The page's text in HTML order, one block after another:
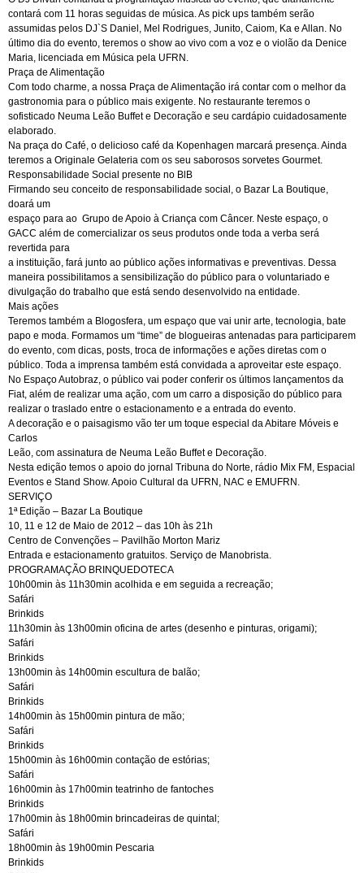
contará com 11 horas seguidas de música. As pick ups também serão
assumidas pelos DJ`S Daniel, Mel Rodrigues, Junito, Caiom, Ka e Allan. No
último dia do evento, teremos o show ao vivo com a voz e o violão da Denice
Maria, licenciada em Música pela UFRN.
Praça de Alimentação
Com todo charme, a nossa Praça de Alimentação irá contar com o melhor da
gastronomia para o público mais exigente. No restaurante teremos o
sofisticado Neuma Leão Buffet e Decoração e seu cardápio cuidadosamente
elaborado.
Na praça do Café, o delicioso café da Kopenhagen marcará presença. Ainda
teremos a Originale Gelateria com os seu saborosos sorvetes Gourmet.
Responsabilidade Social presente no BlB
Firmando seu conceito de responsabilidade social, o Bazar La Boutique,
doará um
espaço para ao Grupo de Apoio à Criança com Câncer. Neste espaço, o
GACC além de comercializar os seus produtos onde toda a verba será
revertida para
a instituição, fará junto ao público ações informativas e preventivas. Dessa
maneira possibilitamos a sensibilização do público para o voluntariado e
divulgação do trabalho que está sendo desenvolvido na entidade.
Mais ações
Teremos também a Blogosfera, um espaço que vai unir arte, tecnologia, bate
papo e moda. Formamos um “time” de blogueiras antenadas para participarem
do evento, com dicas, posts, troca de informações e ações diretas com o
público. Toda a imprensa também está convidada a aproveitar este espaço.
No Espaço Autobraz, o público vai poder conferir os últimos lançamentos da
Fiat, além de realizar uma ação, com um carro a disposição do público para
realizar o traslado entre o estacionamento e a entrada do evento.
A decoração e o paisagismo vão ter um toque especial da Abitare Móveis e
Carlos
Leão, com assinatura de Neuma Leão Buffet e Decoração.
Nesta edição temos o apoio do jornal Tribuna do Norte, rádio Mix FM, Espacial
Eventos e Stand Show. Apoio Cultural da UFRN, NAC e EMUFRN.
SERVIÇO
1ª Edição – Bazar La Boutique
10, 11 e 12 de Maio de 2012 – das 10h às 21h
Centro de Convenções – Pavilhão Morton Mariz
Entrada e estacionamento gratuitos. Serviço de Manobrista.
PROGRAMAÇÃO BRINQUEDOTECA
10h00min às 11h30min acolhida e em seguida a recreação;
Safári
Brinkids
11h30min às 13h00min oficina de artes (desenho e pinturas, origami);
Safári
Brinkids
13h00min às 14h00min escultura de balão;
Safári
Brinkids
14h00min às 15h00min pintura de mão;
Safári
Brinkids
15h00min às 16h00min contação de estórias;
Safári
16h00min às 17h00min teatrinho de fantoches
Brinkids
17h00min às 18h00min brincadeiras de quintal;
Safári
18h00min às 19h00min Pescaria
Brinkids